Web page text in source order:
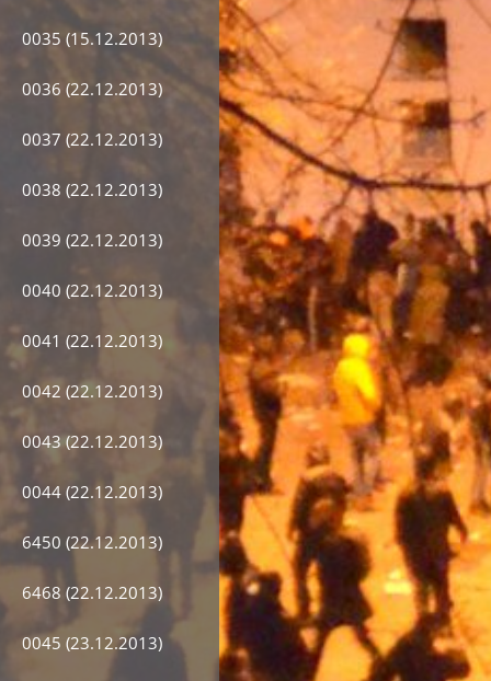
0035 (15.12.2013)
0036 (22.12.2013)
0037 (22.12.2013)
0038 (22.12.2013)
0039 (22.12.2013)
0040 (22.12.2013)
0041 (22.12.2013)
0042 (22.12.2013)
0043 (22.12.2013)
0044 (22.12.2013)
6450 (22.12.2013)
6468 (22.12.2013)
0045 (23.12.2013)